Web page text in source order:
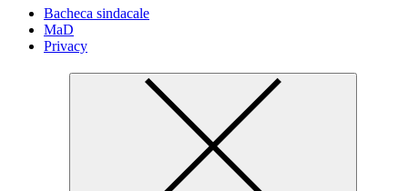
Bacheca sindacale
MaD
Privacy